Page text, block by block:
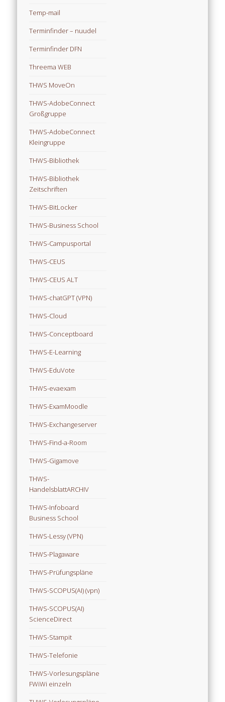
Temp-mail
Terminfinder – nuudel
Terminfinder DFN
Threema WEB
THWS MoveOn
THWS-AdobeConnect
Großgruppe
THWS-AdobeConnect
Kleingruppe
THWS-Bibliothek
THWS-Bibliothek
Zeitschriften
THWS-BitLocker
THWS-Business School
THWS-Campusportal
THWS-CEUS
THWS-CEUS ALT
THWS-chatGPT (VPN)
THWS-Cloud
THWS-Conceptboard
THWS-E-Learning
THWS-EduVote
THWS-evaexam
THWS-ExamMoodle
THWS-Exchangeserver
THWS-Find-a-Room
THWS-Gigamove
THWS-
HandelsblattARCHIV
THWS-Infoboard
Business School
THWS-Lessy (VPN)
THWS-Plagaware
THWS-Prüfungspläne
THWS-SCOPUS(AI) (vpn)
THWS-SCOPUS(AI)
ScienceDirect
THWS-Stampit
THWS-Telefonie
THWS-Vorlesungspläne
FWiWi einzeln